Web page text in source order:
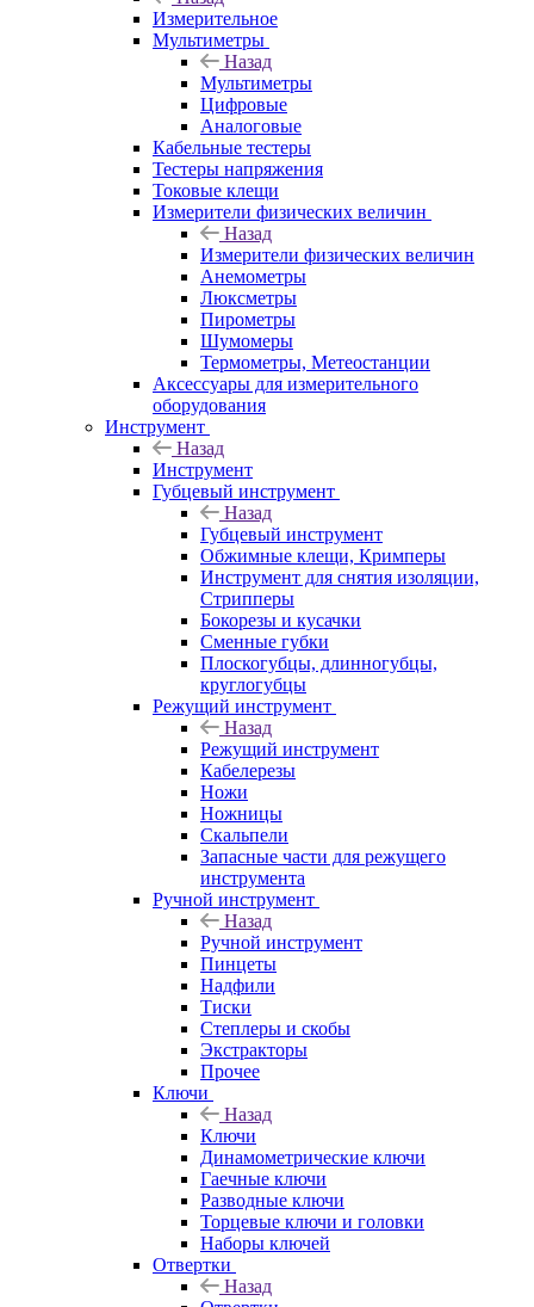
Измерительное
Мультиметры
Назад
Мультиметры
Цифровые
Аналоговые
Кабельные тестеры
Тестеры напряжения
Токовые клещи
Измерители физических величин
Назад
Измерители физических величин
Анемометры
Люксметры
Пирометры
Шумомеры
Термометры, Метеостанции
Аксессуары для измерительного
оборудования
Инструмент
Назад
Инструмент
Губцевый инструмент
Назад
Губцевый инструмент
Обжимные клещи, Кримперы
Инструмент для снятия изоляции,
Стрипперы
Бокорезы и кусачки
Сменные губки
Плоскогубцы, длинногубцы,
круглогубцы
Режущий инструмент
Назад
Режущий инструмент
Кабелерезы
Ножи
Ножницы
Скальпели
Запасные части для режущего
инструмента
Ручной инструмент
Назад
Ручной инструмент
Пинцеты
Надфили
Тиски
Степлеры и скобы
Экстракторы
Прочее
Ключи
Назад
Ключи
Динамометрические ключи
Гаечные ключи
Разводные ключи
Торцевые ключи и головки
Наборы ключей
Отвертки
Назад